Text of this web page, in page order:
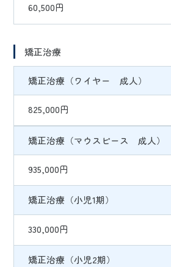
60,500円
矯正治療
矯正治療（ワイヤー 成人）
825,000円
矯正治療（マウスピース 成人）
935,000円
矯正治療（小児1期）
330,000円
矯正治療（小児2期）